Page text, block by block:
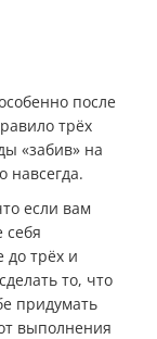
после
трёх
«забив» на
навсегда.
если вам
себя
до трёх и
то, что
придумать
выполнения